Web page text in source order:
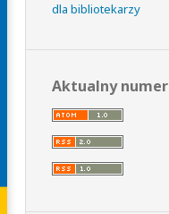
dla bibliotekarzy
Aktualny numer